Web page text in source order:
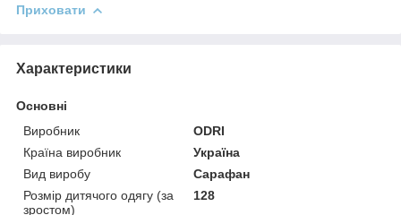
Приховати
Характеристики
Основні
Виробник
ODRI
Країна виробник
Україна
Вид виробу
Сарафан
Розмір дитячого одягу (за
зростом)
128